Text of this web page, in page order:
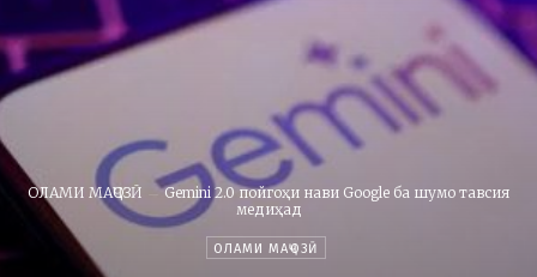
ОЛАМИ МАҶОЗӢ
Gemini 2.0 пойгоҳи нави Google ба шумо тавсия
медиҳад
ОЛАМИ МАҶОЗӢ